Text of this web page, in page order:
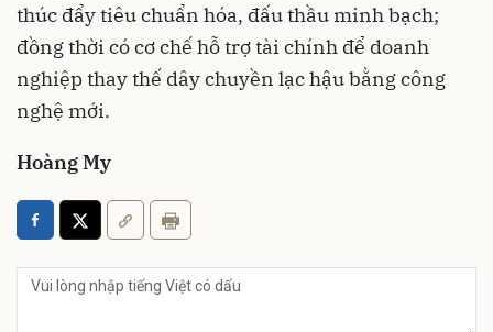
thúc đẩy tiêu chuẩn hóa, đấu thầu minh bạch;
đồng thời có cơ chế hỗ trợ tài chính để doanh
nghiệp thay thế dây chuyền lạc hậu bằng công
nghệ mới.
Hoàng My